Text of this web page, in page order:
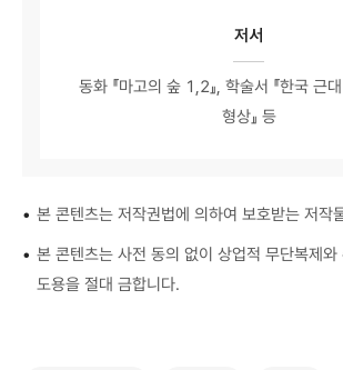
저서
동화 『마고의 숲 1,2』, 학술서 『한국 근
형상』 등
• 본 콘텐츠는 저작권법에 의하여 보호받는 저작
• 본 콘텐츠는 사전 동의 없이 상업적 무단복제
도용을 절대 금합니다.